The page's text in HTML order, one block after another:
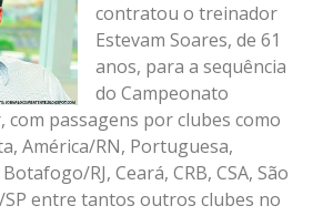
contratou o treinador
Estevam Soares, de 61
anos, para a sequência
do Campeonato
com passagens por clubes como
América/RN, Portuguesa,
RJ, Ceará, CRB, CSA, São
entre tantos outros clubes no